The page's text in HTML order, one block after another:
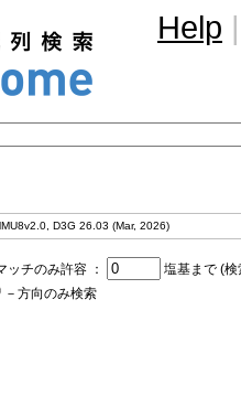
Help |
ッチのみ許容 ：
塩基まで (
－方向のみ検索